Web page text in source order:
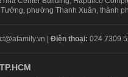
phường Thanh Xuân, thành
| Điện thoại: 024 7309